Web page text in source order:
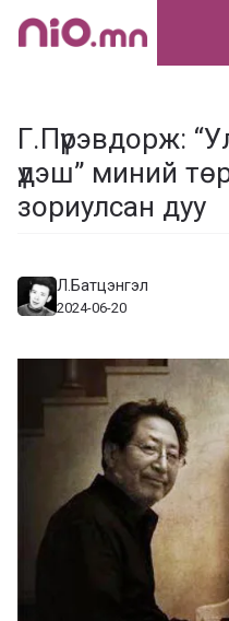
Skip
Г.Пүрэвдорж:
үдэш” миний
зориулсан дуу
Л.Батцэнгэл
2024-06-20